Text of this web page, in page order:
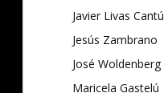
Javier Livas Cantú
Jesús Zambrano
José Woldenberg
Maricela Gastelú